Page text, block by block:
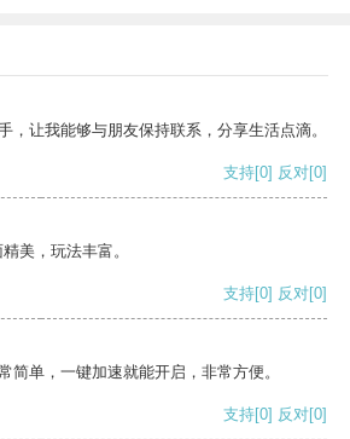
，让我能够与朋友保持联系，分享生活点滴。
支持[0] 反对[0]
美，玩法丰富。
支持[0] 反对[0]
简单，一键加速就能开启，非常方便。
支持[0] 反对[0]